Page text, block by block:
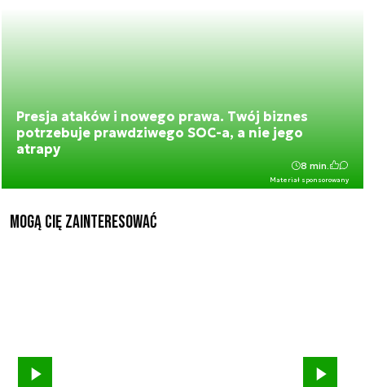
Presja ataków i nowego prawa. Twój biznes
potrzebuje prawdziwego SOC-a, a nie jego
atrapy
Materiał sponsorowany
8 min.
Mogą Cię zainteresować